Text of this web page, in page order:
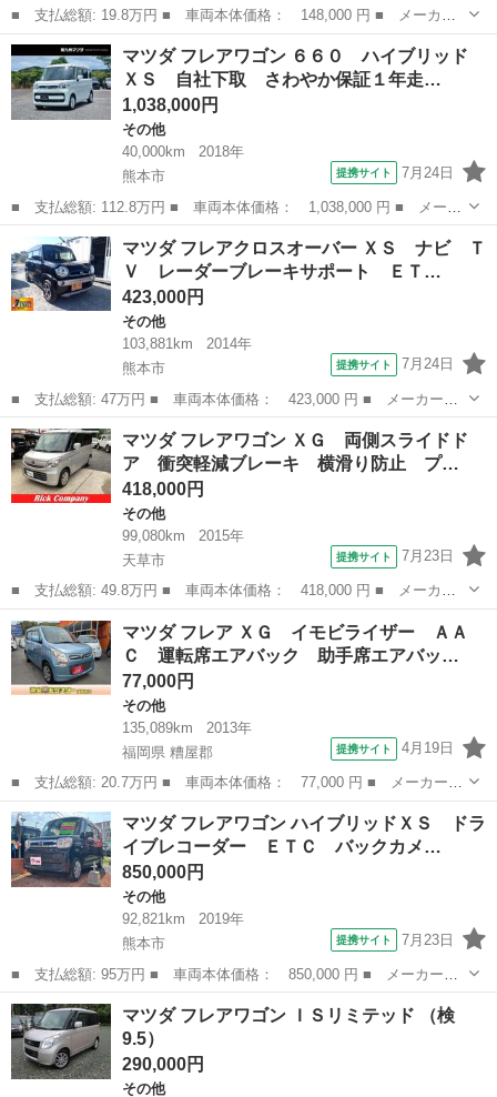
■ 支払総額: 19.8万円 ■ 車両本体価格： 148,000 円 ■ メーカー
名： マツダ ■ 車種名： スクラムワゴン ■ グレード名： スタ
ンドオフターボ ハイルーフ 両側スライドドア オートマ エアコ
ン パワステ...
大分 日田市 その他
マツダ フレアワゴン ６６０ ハイブリッド
ＸＳ 自社下取 さわやか保証１年走…
1,038,000円
その他
40,000km
2018年
熊本市
提携サイト 7月24日
■ 支払総額: 112.8万円 ■ 車両本体価格： 1,038,000 円 ■ メーカ
ー名： マツダ ■ 車種名： フレアワゴン ■ グレード名： ６６
０ ハイブリッド ＸＳ 自社下取 さわやか保証１年走行無制限
■ 排気...
熊本 熊本市 その他
マツダ フレアクロスオーバー ＸＳ ナビ Ｔ
Ｖ レーダーブレーキサポート ＥＴ…
423,000円
その他
103,881km
2014年
熊本市
提携サイト 7月24日
■ 支払総額: 47万円 ■ 車両本体価格： 423,000 円 ■ メーカー
名： マツダ ■ 車種名： フレアクロスオーバー ■ グレード
名： ＸＳ ナビ ＴＶ レーダーブレーキサポート ＥＴＣ バッ
クカメラ Ｂｌｕｅｔ...
熊本 熊本市 その他
マツダ フレアワゴン ＸＧ 両側スライドド
ア 衝突軽減ブレーキ 横滑り防止 プ…
418,000円
その他
99,080km
2015年
天草市
提携サイト 7月23日
■ 支払総額: 49.8万円 ■ 車両本体価格： 418,000 円 ■ メーカー
名： マツダ ■ 車種名： フレアワゴン ■ グレード名： ＸＧ
両側スライドドア 衝突軽減ブレーキ 横滑り防止 プッシュスター
ト アイドリ...
熊本 天草市 その他
マツダ フレア ＸＧ イモビライザー ＡＡ
Ｃ 運転席エアバック 助手席エアバッ…
77,000円
その他
135,089km
2013年
福岡県 糟屋郡
提携サイト 4月19日
■ 支払総額: 20.7万円 ■ 車両本体価格： 77,000 円 ■ メーカー
名： マツダ ■ 車種名： フレア ■ グレード名： ＸＧ イモビ
ライザー ＡＡＣ 運転席エアバック 助手席エアバッグ 安全ボデ
ィ パワーウィ...
福岡 糟屋郡 その他
マツダ フレアワゴン ハイブリッドＸＳ ドラ
イブレコーダー ＥＴＣ バックカメ…
850,000円
その他
92,821km
2019年
熊本市
提携サイト 7月23日
■ 支払総額: 95万円 ■ 車両本体価格： 850,000 円 ■ メーカー
名： マツダ ■ 車種名： フレアワゴン ■ グレード名： ハイブ
リッドＸＳ ドライブレコーダー ＥＴＣ バックカメラ 両側電動
スライドドア ナ...
熊本 熊本市 その他
マツダ フレアワゴン ＩＳリミテッド （検
9.5）
290,000円
その他